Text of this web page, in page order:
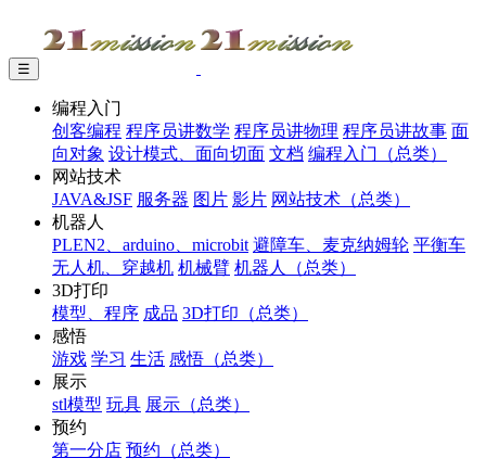
☰
编程入门
创客编程 程序员讲数学 程序员讲物理 程序员讲故事 面
向对象 设计模式、面向切面 文档 编程入门（总类）
网站技术
JAVA&JSF 服务器 图片 影片 网站技术（总类）
机器人
PLEN2、arduino、microbit 避障车、麦克纳姆轮 平衡车
无人机、穿越机 机械臂 机器人（总类）
3D打印
模型、程序 成品 3D打印（总类）
感悟
游戏 学习 生活 感悟（总类）
展示
stl模型 玩具 展示（总类）
预约
第一分店 预约（总类）